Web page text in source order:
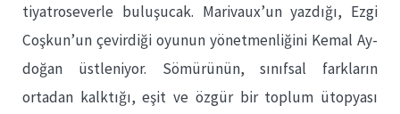
tiyatroseverle buluşucak. Marivaux’un yazdığı, Ezgi
Coşkun’un çevirdiği oyunun yönetmenliğini Kemal Ay-
doğan üstleniyor. Sömürünün, sınıfsal farkların
ortadan kalktığı, eşit ve özgür bir toplum ütopyası